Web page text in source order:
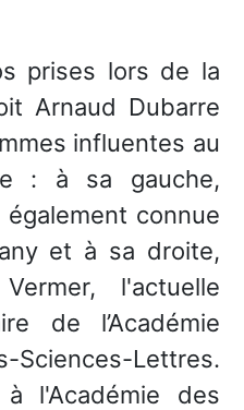
prises lors de la
Arnaud Dubarre
influentes au
: à sa gauche,
également connue
et à sa droite,
l'actuelle
de l’Académie
Lettres.
à l'Académie des